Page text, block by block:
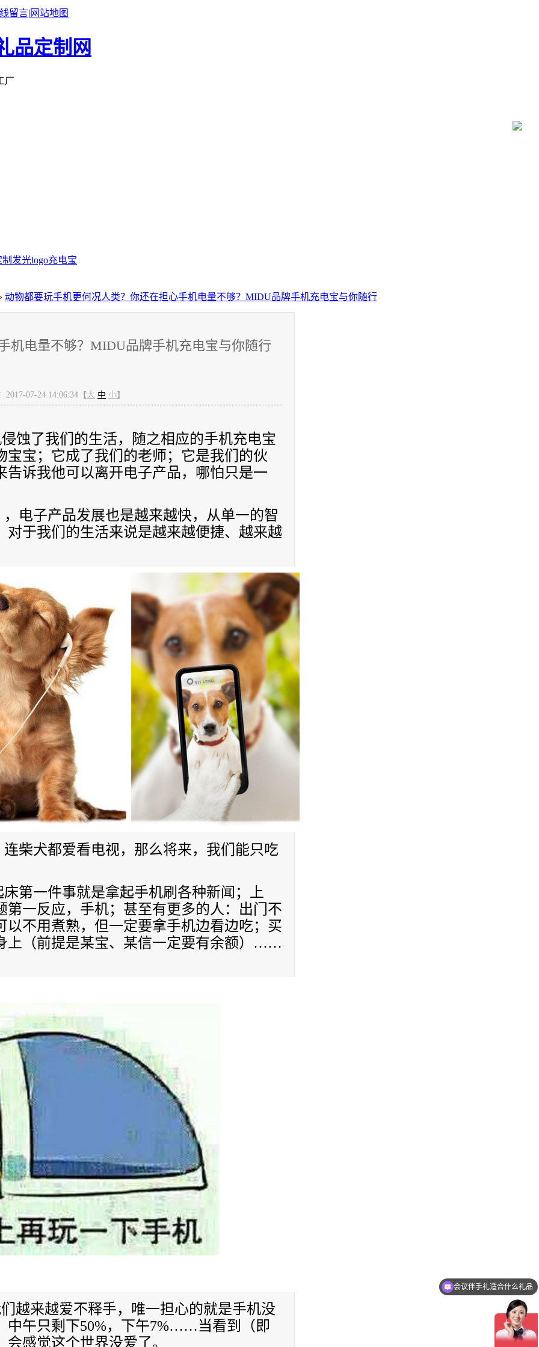
留言| 网站地图
厂
发光logo充电宝
动物都要玩手机更何况人类？你还在担心手机电量不够？MIDU品牌手机充电宝与你随行
机电量不够？MIDU品牌手机充电宝与你随行
2017-07-24 14:06:34【大 中 小】
蚀了我们的生活，随之相应的手机充电宝
宝；它成了我们的老师；它是我们的伙
告诉我他可以离开电子产品，哪怕只是一
电子产品发展也是越来越快，从单一的智
于我们的生活来说是越来越便捷、越来越
柴犬都爱看电视，那么将来，我们能只吃
第一件事就是拿起手机刷各种新闻；上
一反应，手机；甚至有更多的人：出门不
不用煮熟，但一定要拿手机边看边吃；买
（前提是某宝、某信一定要有余额） ……
越来越爱不释手，唯一担心的就是手机没
中午只剩下50%，下午7%……当看到（即
感觉这个世界没爱了。
会议伴手礼适合什么礼品